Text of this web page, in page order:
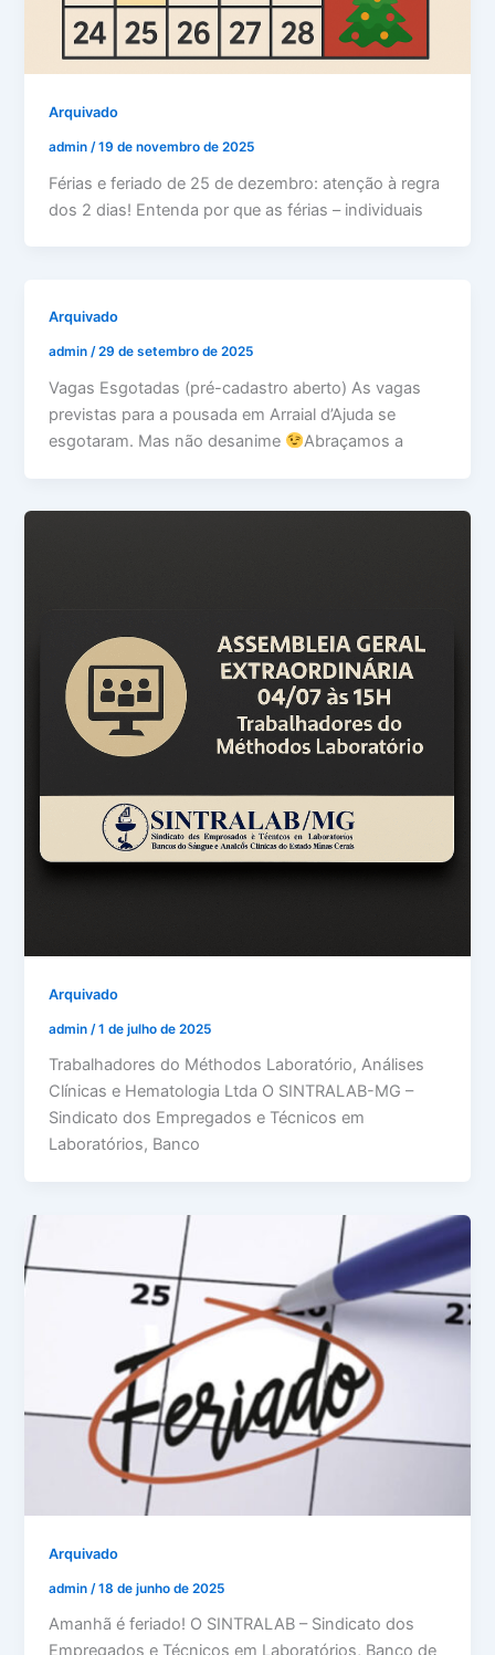
Arquivado
admin /19 de novembro de 2025
Férias e feriado de 25 de dezembro: atenção à regra
dos 2 dias! Entenda por que as férias – individuais
Arquivado
admin/29 de setembro de 2025
Vagas Esgotadas (pré-cadastro aberto) As vagas
previstas para a pousada em Arraial d’Ajuda se
esgotaram. Mas não desanime
Abraçamos a
Arquivado
admin /1 de julho de 2025
Trabalhadores do Méthodos Laboratório, Análises
Clínicas e Hematologia Ltda O SINTRALAB-MG –
Sindicato dos Empregados e Técnicos em
Laboratórios, Banco
Arquivado
admin /18 de junho de 2025
Amanhã é feriado! O SINTRALAB – Sindicato dos
Empregados e Técnicos em Laboratórios, Banco de